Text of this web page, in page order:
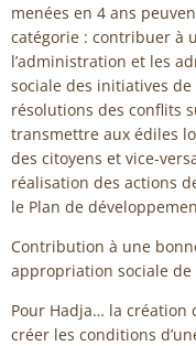
menées en 4 ans
catégorie : contribuer à
l’administration et les
sociale des initiatives
résolutions des conflits
transmettre aux édiles
des citoyens et vice-
réalisation des actions
le Plan de
Contribution à une
appropriation sociale
Pour Hadja… la création
créer les conditions